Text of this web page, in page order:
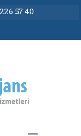
57 40